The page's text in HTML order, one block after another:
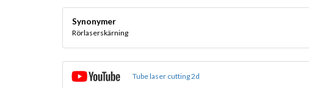
Synonymer
Rörlaserskärning
Tube laser cutting 2d